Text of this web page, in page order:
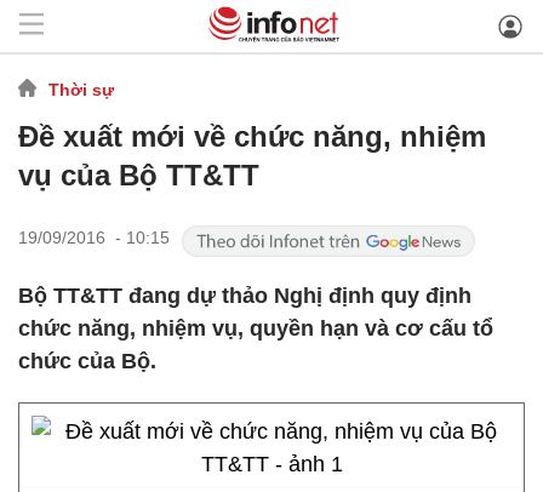
Thời sự
Đề xuất mới về chức năng, nhiệm
vụ của Bộ TT&TT
19/09/2016 - 10:15
Bộ TT&TT đang dự thảo Nghị định quy định
chức năng, nhiệm vụ, quyền hạn và cơ cấu tổ
chức của Bộ.